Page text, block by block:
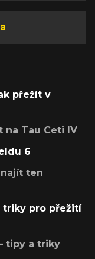
přežít v
na Tau Ceti IV
6
ten
triky pro přežití
tipy a triky